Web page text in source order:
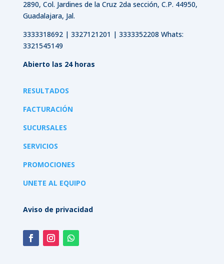
2890, Col. Jardines de la Cruz 2da sección, C.P. 44950,
Guadalajara, Jal.
3333318692 | 3327121201 | 3333352208 Whats:
3321545149
Abierto las 24 horas
RESULTADOS
FACTURACIÓN
SUCURSALES
SERVICIOS
PROMOCIONES
UNETE AL EQUIPO
Aviso de privacidad